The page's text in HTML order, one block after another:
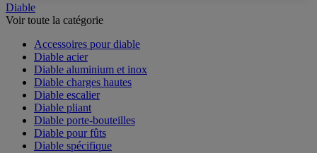
Diable
Voir toute la catégorie
Accessoires pour diable
Diable acier
Diable aluminium et inox
Diable charges hautes
Diable escalier
Diable pliant
Diable porte-bouteilles
Diable pour fûts
Diable spécifique